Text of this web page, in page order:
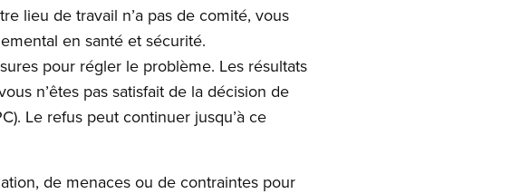
lieu de travail n’a pas de comité, vous
en santé et sécurité.
pour régler le problème. Les résultats
n’êtes pas satisfait de la décision de
Le refus peut continuer jusqu’à ce
de menaces ou de contraintes pour